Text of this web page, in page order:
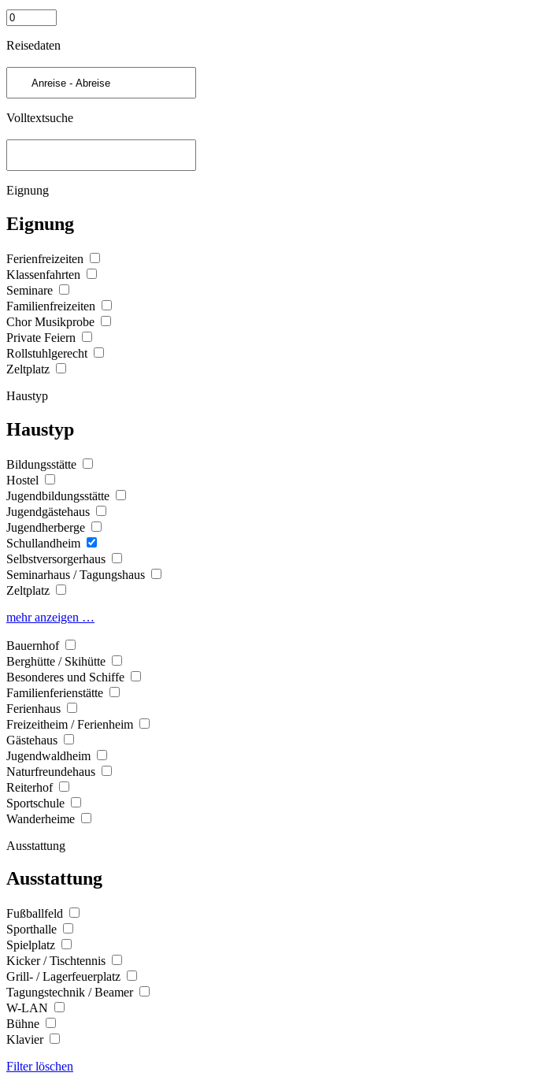
Reisedaten
Volltextsuche
Eignung
Eignung
Ferienfreizeiten
Klassenfahrten
Seminare
Familienfreizeiten
Chor Musikprobe
Private Feiern
Rollstuhlgerecht
Zeltplatz
Haustyp
Haustyp
Bildungsstätte
Hostel
Jugendbildungsstätte
Jugendgästehaus
Jugendherberge
Schullandheim
Selbstversorgerhaus
Seminarhaus / Tagungshaus
Zeltplatz
mehr anzeigen …
Bauernhof
Berghütte / Skihütte
Besonderes und Schiffe
Familienferienstätte
Ferienhaus
Freizeitheim / Ferienheim
Gästehaus
Jugendwaldheim
Naturfreundehaus
Reiterhof
Sportschule
Wanderheime
Ausstattung
Ausstattung
Fußballfeld
Sporthalle
Spielplatz
Kicker / Tischtennis
Grill- / Lagerfeuerplatz
Tagungstechnik / Beamer
W-LAN
Bühne
Klavier
Filter löschen